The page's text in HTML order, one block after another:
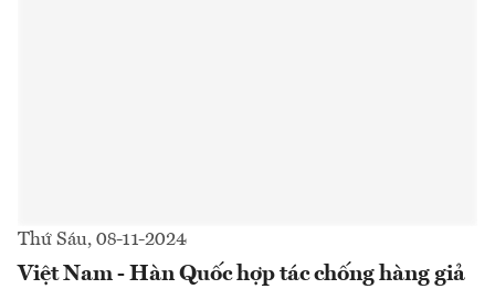
Thứ Sáu, 08-11-2024
Việt Nam - Hàn Quốc hợp tác chống hàng giả